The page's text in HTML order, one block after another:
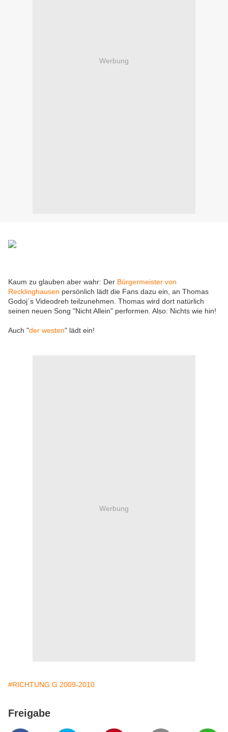
Werbung
Kaum zu glauben aber wahr: Der Bürgermeister von
Recklinghausen persönlich lädt die Fans dazu ein, an Thomas
Godoj´s Videodreh teilzunehmen. Thomas wird dort natürlich
seinen neuen Song "Nicht Allein" performen. Also: Nichts wie hin!
Auch "der westen" lädt ein!
Werbung
#RICHTUNG G 2009-2010
Freigabe